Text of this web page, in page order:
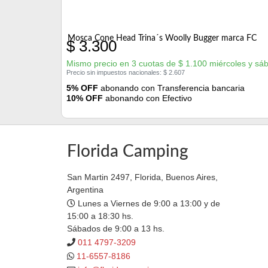
Mosca Cone Head Trina´s Woolly Bugger marca FC
$3.300
Mismo precio en 3 cuotas de $ 1.100 miércoles y
Precio sin impuestos nacionales: $ 2.607
5% OFF abonando con Transferencia bancaria
10% OFF abonando con Efectivo
Florida Camping
San Martin 2497, Florida, Buenos Aires,
Argentina
Lunes a Viernes de 9:00 a 13:00 y de
15:00 a 18:30 hs.
Sábados de 9:00 a 13 hs.
011 4797-3209
11-6557-8186